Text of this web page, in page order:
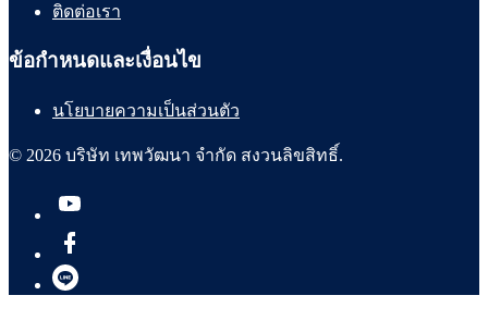
ติดต่อเรา
ข้อกำหนดและเงื่อนไข
นโยบายความเป็นส่วนตัว
© 2026 บริษัท เทพวัฒนา จำกัด สงวนลิขสิทธิ์.